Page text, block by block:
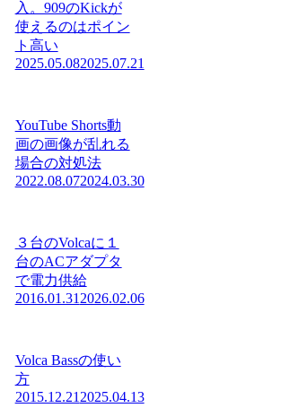
入。909のKickが
使えるのはポイン
ト高い
2025.05.082025.07.21
YouTube Shorts動
画の画像が乱れる
場合の対処法
2022.08.072024.03.30
３台のVolcaに１
台のACアダプタ
で電力供給
2016.01.31 2026.02.06
Volca Bassの使い
方
2015.12.21 2025.04.13